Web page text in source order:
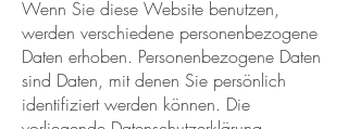
Wenn Sie diese Website benutzen,
werden verschiedene personenbezogene
Daten erhoben. Personenbezogene Daten
sind Daten, mit denen Sie persönlich
identifiziert werden können. Die